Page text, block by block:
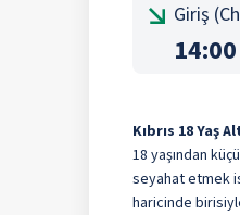
Giriş
14:00
Kıbrıs 18 Yaş
18 yaşından
seyahat etmek
haricinde